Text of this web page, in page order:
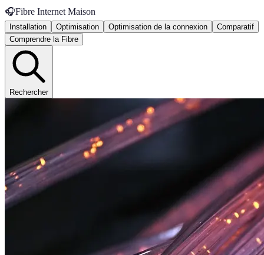
🎧Fibre Internet Maison
Installation Optimisation Optimisation de la connexion
Comparatif
Comprendre la Fibre
Rechercher